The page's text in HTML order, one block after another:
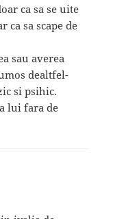
ca sa se uite
ca sa scape de
sau averea
dealtfel-
si psihic.
lui fara de